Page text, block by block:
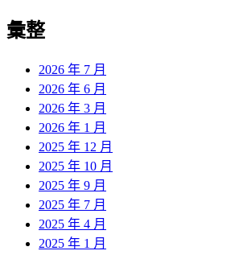
彙整
2026 年 7 月
2026 年 6 月
2026 年 3 月
2026 年 1 月
2025 年 12 月
2025 年 10 月
2025 年 9 月
2025 年 7 月
2025 年 4 月
2025 年 1 月